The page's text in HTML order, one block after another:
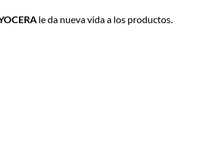
le da nueva vida a los productos.